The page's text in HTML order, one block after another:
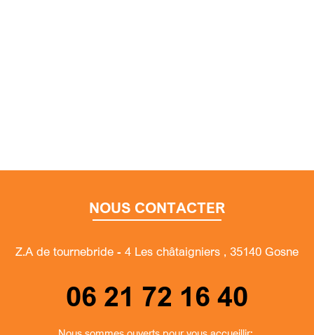
NOUS CONTACTER
Z.A de tournebride - 4 Les châtaigniers , 35140 Gosne
06 21 72 16 40